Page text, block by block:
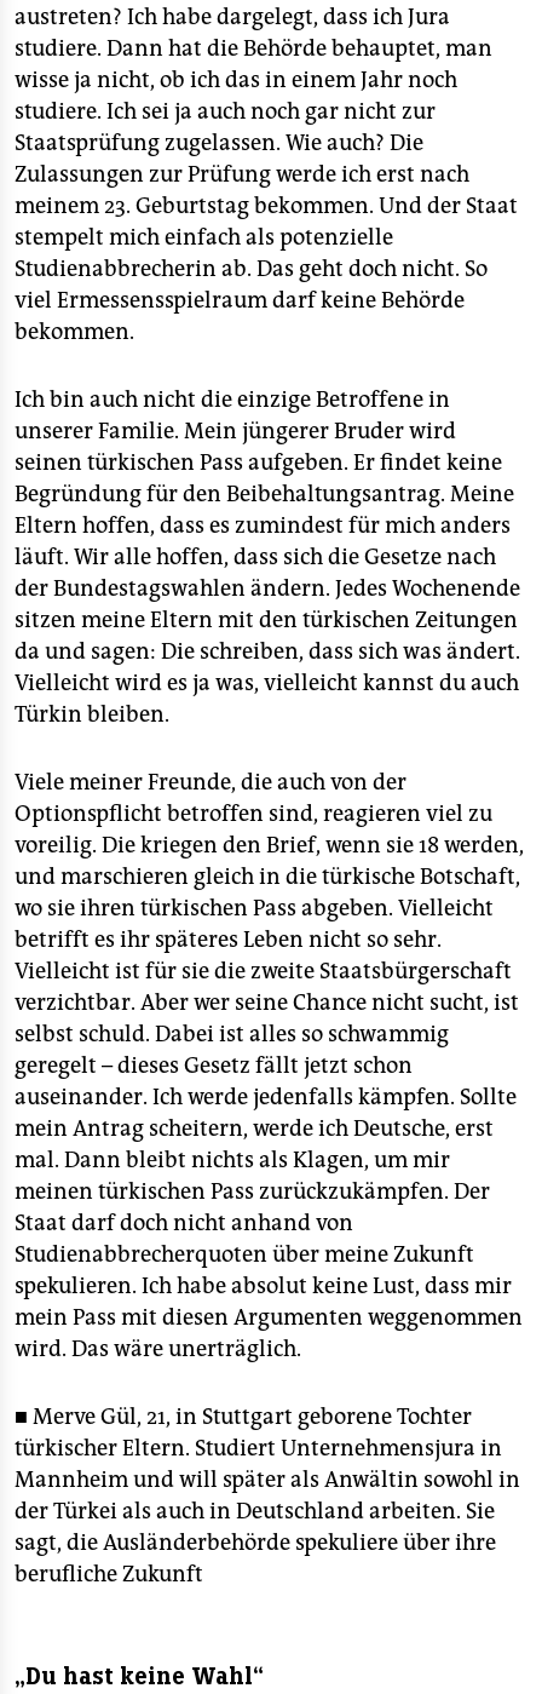
austreten? Ich habe dargelegt, dass ich Jura
studiere. Dann hat die Behörde behauptet, man
wisse ja nicht, ob ich das in einem Jahr noch
studiere. Ich sei ja auch noch gar nicht zur
Staatsprüfung zugelassen. Wie auch? Die
Zulassungen zur Prüfung werde ich erst nach
meinem 23. Geburtstag bekommen. Und der Staat
stempelt mich einfach als potenzielle
Studienabbrecherin ab. Das geht doch nicht. So
viel Ermessensspielraum darf keine Behörde
bekommen.
Ich bin auch nicht die einzige Betroffene in
unserer Familie. Mein jüngerer Bruder wird
seinen türkischen Pass aufgeben. Er findet keine
Begründung für den Beibehaltungsantrag. Meine
Eltern hoffen, dass es zumindest für mich anders
läuft. Wir alle hoffen, dass sich die Gesetze nach
der Bundestagswahlen ändern. Jedes Wochenende
sitzen meine Eltern mit den türkischen Zeitungen
da und sagen: Die schreiben, dass sich was ändert.
Vielleicht wird es ja was, vielleicht kannst du auch
Türkin bleiben.
Viele meiner Freunde, die auch von der
Optionspflicht betroffen sind, reagieren viel zu
voreilig. Die kriegen den Brief, wenn sie 18 werden,
und marschieren gleich in die türkische Botschaft,
wo sie ihren türkischen Pass abgeben. Vielleicht
betrifft es ihr späteres Leben nicht so sehr.
Vielleicht ist für sie die zweite Staatsbürgerschaft
verzichtbar. Aber wer seine Chance nicht sucht, ist
selbst schuld. Dabei ist alles so schwammig
geregelt – dieses Gesetz fällt jetzt schon
auseinander. Ich werde jedenfalls kämpfen. Sollte
mein Antrag scheitern, werde ich Deutsche, erst
mal. Dann bleibt nichts als Klagen, um mir
meinen türkischen Pass zurückzukämpfen. Der
Staat darf doch nicht anhand von
Studienabbrecherquoten über meine Zukunft
spekulieren. Ich habe absolut keine Lust, dass mir
mein Pass mit diesen Argumenten weggenommen
wird. Das wäre unerträglich.
■ Merve Gül, 21, in Stuttgart geborene Tochter
türkischer Eltern. Studiert Unternehmensjura in
Mannheim und will später als Anwältin sowohl in
der Türkei als auch in Deutschland arbeiten. Sie
sagt, die Ausländerbehörde spekuliere über ihre
berufliche Zukunft
„Du hast keine Wahl“